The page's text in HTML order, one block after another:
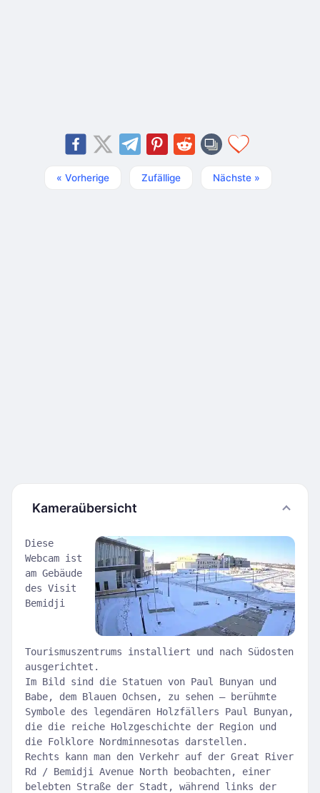
« Vorherige Zufällige Nächste »
Kameraübersicht
Diese
Webcam ist
am Gebäude
des Visit
Bemidji
Tourismuszentrums installiert und nach Südosten
ausgerichtet.
Im Bild sind die Statuen von Paul Bunyan und
Babe, dem Blauen Ochsen, zu sehen — berühmte
Symbole des legendären Holzfällers Paul Bunyan,
die die reiche Holzgeschichte der Region und
die Folklore Nordminnesotas darstellen.
Rechts kann man den Verkehr auf der Great River
Rd / Bemidji Avenue North beobachten, einer
belebten Straße der Stadt, während links der